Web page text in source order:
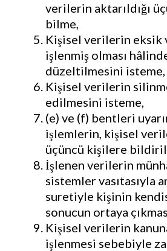
verilerin aktarıldığı
bilme,
Kişisel verilerin eksik
işlenmiş olması
düzeltilmesini isteme,
Kişisel verilerin
edilmesini isteme,
(e) ve (f) bentleri
işlemlerin, kişisel
üçüncü kişilere
İşlenen verilerin
sistemler vasıtasıyla
suretiyle kişinin
sonucun ortaya
Kişisel verilerin
işlenmesi sebebiyle